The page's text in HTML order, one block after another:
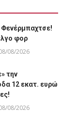
φορ
08/2026
την
12 εκατ. ευρώ
08/2026